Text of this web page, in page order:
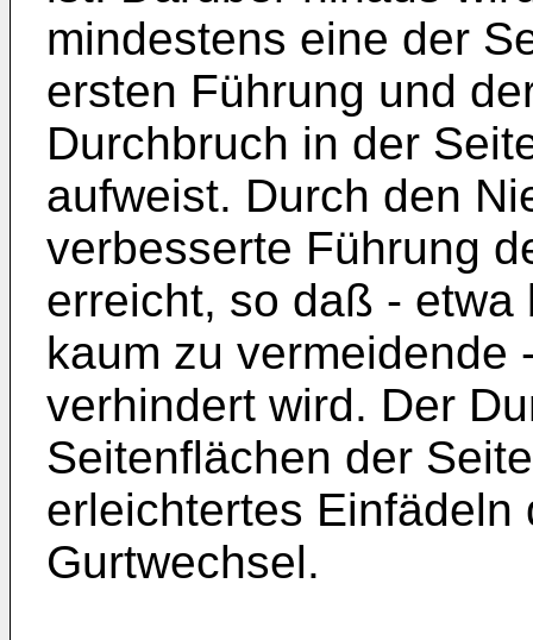
mindestens eine der
ersten Führung und
Durchbruch in der
aufweist. Durch den
verbesserte Führung
erreicht, so daß -
kaum zu vermeidende
verhindert wird. Der
Seitenflächen der
erleichtertes
Gurtwechsel.